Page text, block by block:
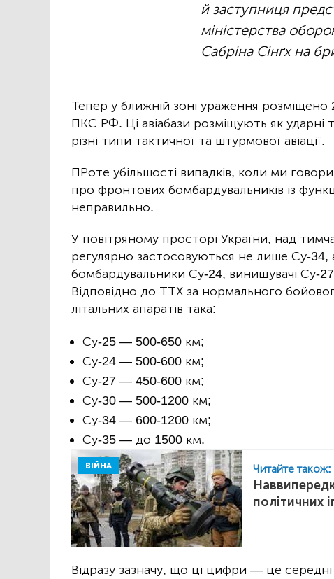
й заступниця
міністерства
Сабріна Сінґх на
Тепер у ближній зоні ураження розміщено
ПКС РФ. Ці авіабази розміщують як ударні
різні типи тактичної та штурмової авіації.
ПРоте убільшості випадків, коли ми
про фронтових бомбардувальників із
неправильно.
У повітряному просторі України, над
регулярно застосовуються не лише Су-
бомбардувальники Су-24, винищувачі Су-
Відповідно до ТТХ за нормального
літальних апаратів така:
Су-25 — 500-650 км;
Су-24 — 500-600 км;
Су-27 — 450-600 км;
Су-30 — 500-1200 км;
Су-34 — 600-1200 км;
Су-35 — до 1500 км.
ВІЙНА Читайте також:
політичних
Відразу зазначу, що ці цифри — це